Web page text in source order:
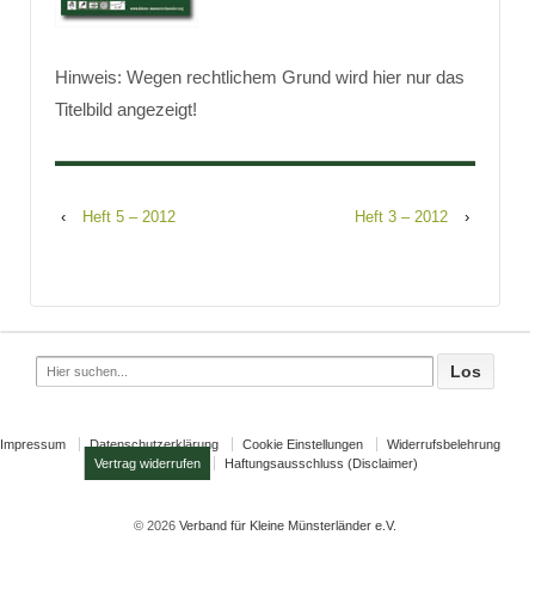
Hinweis: Wegen rechtlichem Grund wird hier nur das
Titelbild angezeigt!
‹ Heft 5 – 2012 Heft 3 – 2012 ›
Search
for:
Impressum Datenschutzerklärung Cookie Einstellungen
Widerrufsbelehrung
Vertrag widerrufen
Haftungsausschluss (Disclaimer)
© 2026Verband für Kleine Münsterländer e.V.